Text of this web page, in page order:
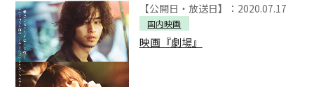
【公開日・放送日】：2020.07.17
国内映画
映画『劇場』